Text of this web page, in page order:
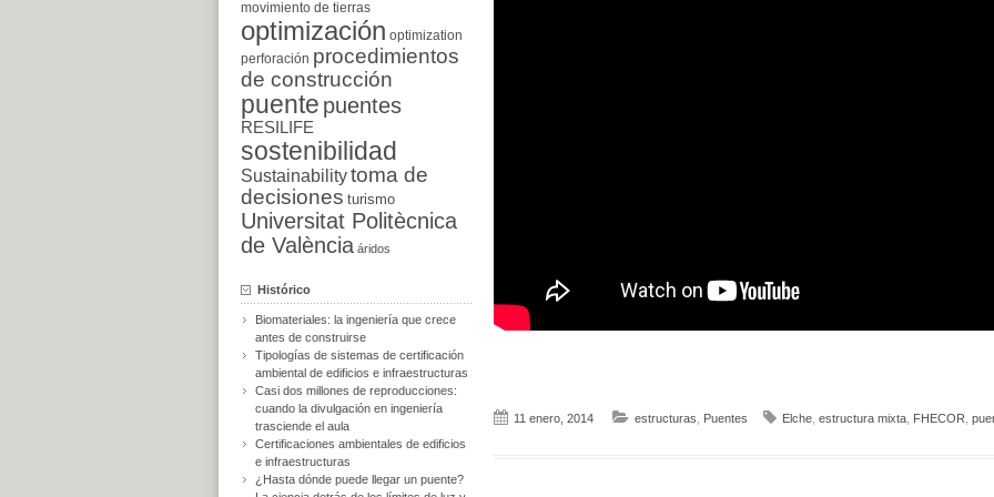
11 enero, 2014 estructuras Puentes Elche, estructura mixta, FHECOR
movimiento de tierras
optimización optimization
perforación procedimientos
de construcción
puente puentes
RESILIFE
sostenibilidad
Sustainabilitytoma de
decisiones turismo
Universitat Politècnica
de València áridos
Histórico
Biomateriales: la ingeniería que crece
antes de construirse
Tipologías de sistemas de certificación
ambiental de edificios e infraestructuras
Casi dos millones de reproducciones:
cuando la divulgación en ingeniería
trasciende el aula
Certificaciones ambientales de edificios
e infraestructuras
¿Hasta dónde puede llegar un puente?